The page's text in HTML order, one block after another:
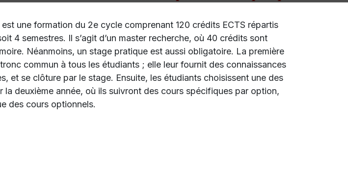
une formation du 2e cycle comprenant 120 crédits ECTS répartis
4 semestres. Il s’agit d’un master recherche, où 40 crédits sont
Néanmoins, un stage pratique est aussi obligatoire. La première
commun à tous les étudiants ; elle leur fournit des connaissances
et se clôture par le stage. Ensuite, les étudiants choisissent une des
deuxième année, où ils suivront des cours spécifiques par option,
des cours optionnels.